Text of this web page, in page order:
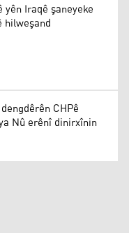
yên Iraqê şaneyeke
CHPê
Nû erênî dinirxînin